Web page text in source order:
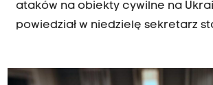
ataków na obiekty cywilne na
powiedział w niedzielę sekretarz